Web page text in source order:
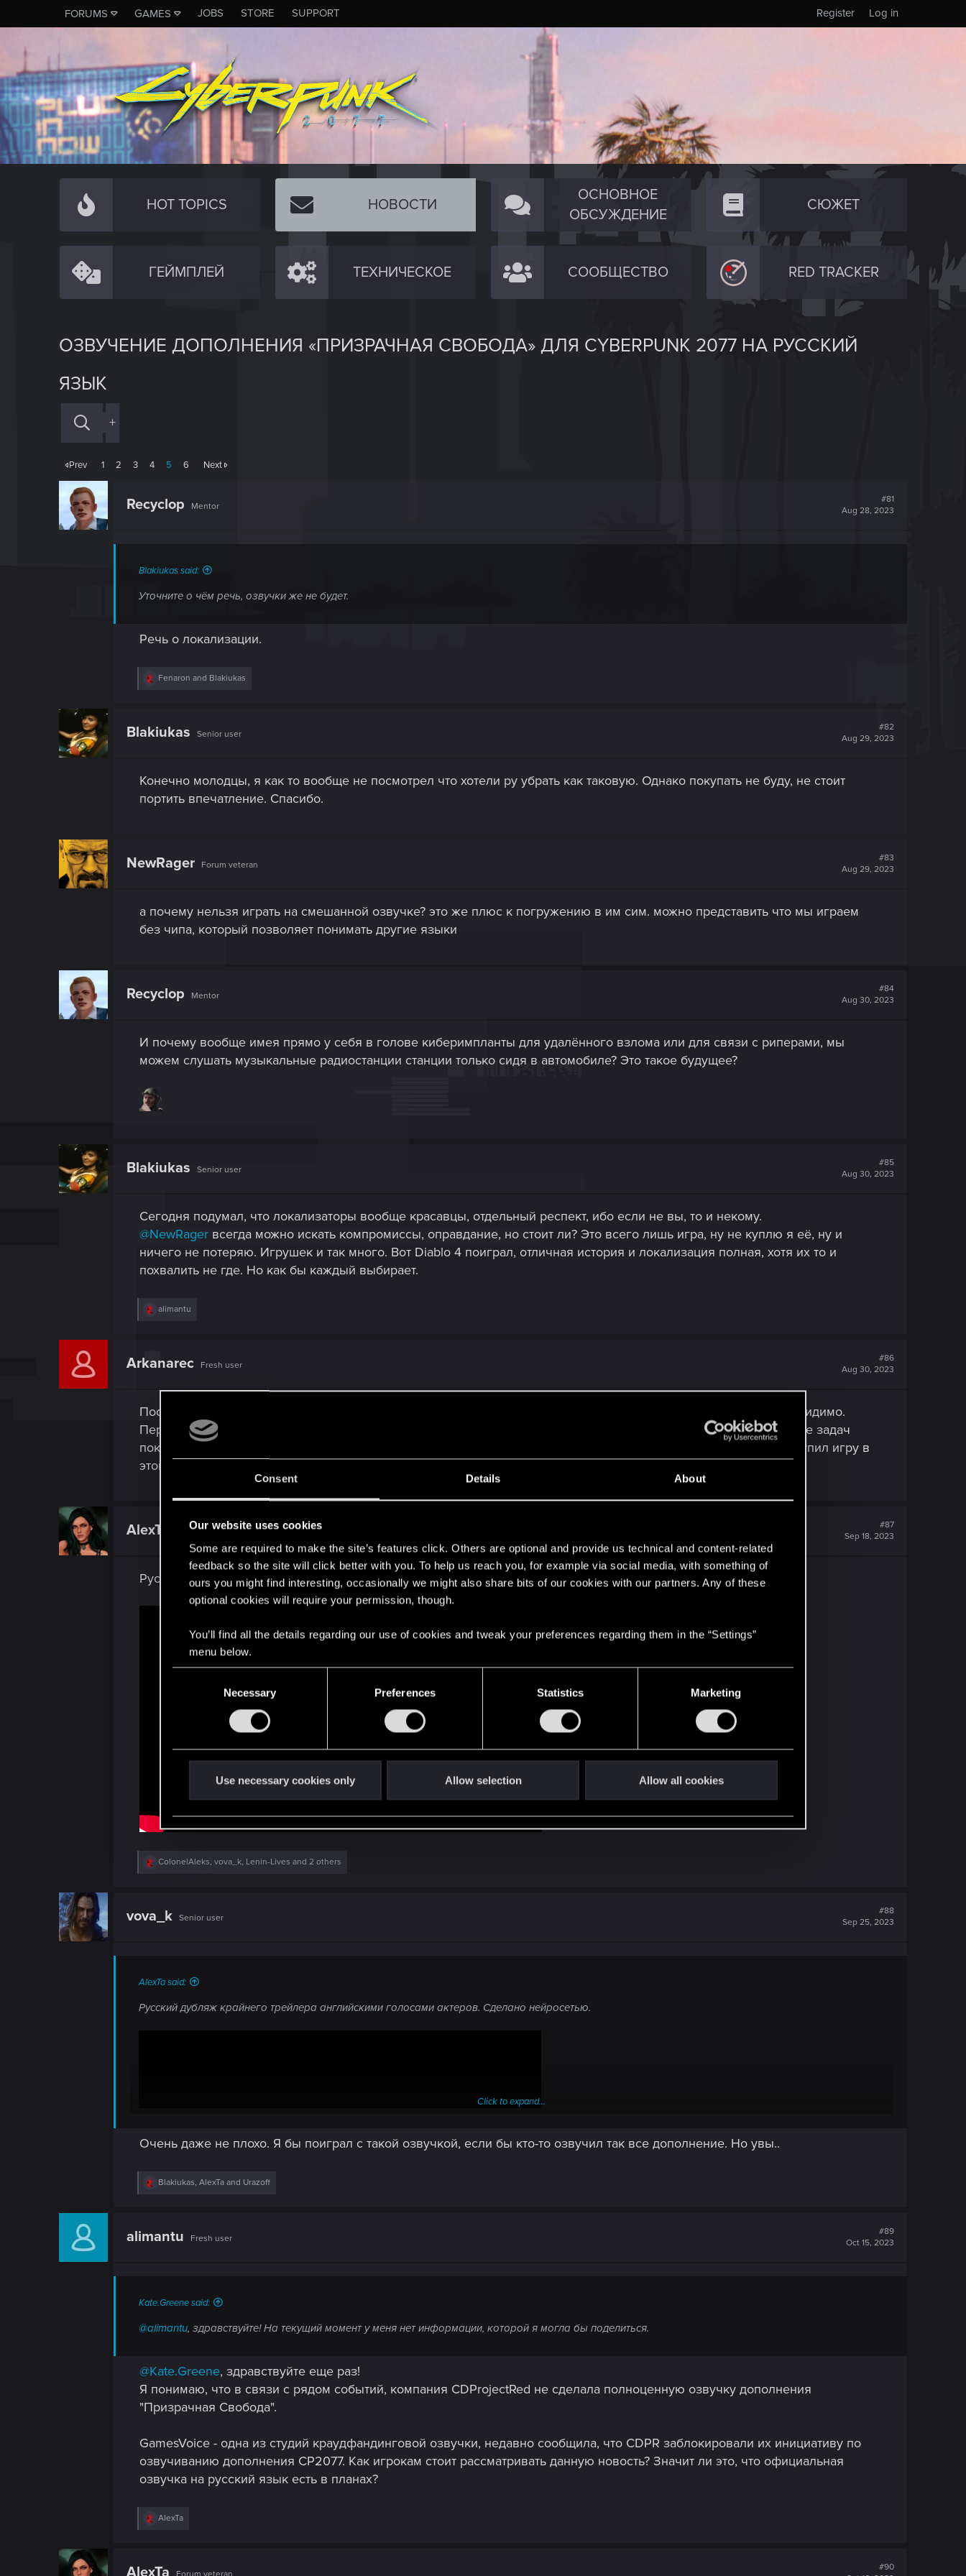
Consent Details About
Our website uses cookies
Some are required to make the site’s features click. Others are optional and provide us technical and content-related
feedback so the site will click better with you. To help us reach you, for example via social media, with something of
ours you might find interesting, occasionally we might also share bits of our cookies with our partners. Any of these
optional cookies will require your permission, though.
You’ll find all the details regarding our use of cookies and tweak your preferences regarding them in the “Settings”
menu below.
e
l
c
o
Necessary Preferences Statistics Marketing
Use necessary cookies only Allow selection Allow all cookies
FORUMS GAMES JOBS STORE SUPPORT Log in
Register
HOT TOPICS НОВОСТИ
ОСНОВНОЕ
ОБСУЖДЕНИЕ
СЮЖЕТ
ГЕЙМПЛЕЙ ТЕХНИЧЕСКОЕ СООБЩЕСТВО RED TRACKER
ОЗВУЧЕНИЕ ДОПОЛНЕНИЯ «ПРИЗРАЧНАЯ СВОБОДА» ДЛЯ CYBERPUNK 2077 НА РУССКИЙ
ЯЗЫК
+
Prev 1 2 3 4 5 6 Next
Recyclop Mentor
#81
Aug 28, 2023
Blakiukas said:
Уточните о чём речь, озвучки же не будет.
Речь о локализации.
R
i
:
Fenaron and Blakiukas
Blakiukas Senior user
#82
Aug 29, 2023
Конечно молодцы, я как то вообще не посмотрел что хотели ру убрать как таковую. Однако покупать не буду, не стоит
портить впечатление. Спасибо.
NewRager Forum veteran
#83
Aug 29, 2023
а почему нельзя играть на смешанной озвучке? это же плюс к погружению в им сим. можно представить что мы играем
без чипа, который позволяет понимать другие языки
Recyclop Mentor
#84
Aug 30, 2023
И почему вообще имея прямо у себя в голове киберимпланты для удалённого взлома или для связи с риперами, мы
можем слушать музыкальные радиостанции станции только сидя в автомобиле? Это такое будущее?
Blakiukas Senior user
#85
Aug 30, 2023
Сегодня подумал, что локализаторы вообще красавцы, отдельный респект, ибо если не вы, то и некому.
@NewRager всегда можно искать компромиссы, оправдание, но стоит ли? Это всего лишь игра, ну не куплю я её, ну и
ничего не потеряю. Игрушек и так много. Вот Diablo 4 поиграл, отличная история и локализация полная, хотя их то и
похвалить не где. Но как бы каждый выбирает.
R
i
n
:
alimantu
Arkanarec Fresh user
#86
Aug 30, 2023
После весеннего обновления, кажется 1.63, игра вообще перестала работать! Десятки отчётов ушли в никуда видимо.
Переустановка всего что только можно вообще не решает проблему. При запуске игра зависает, а в диспетчере задач
показывает что идёт запредельно электропотребление... Какое ещё к чертям дополнение?! И зачем я только купил игру в
этом сраном GOG?
AlexTa Forum veteran
#87
Sep 18, 2023
Русский дубляж крайнего трейлера английскими голосами актеров. Сделано нейросетью.
R
i
ColonelAleks, vova_k, Lenin-Lives and 2 others
vova_k Senior user
#88
Sep 25, 2023
AlexTa said:
Русский дубляж крайнего трейлера английскими голосами актеров. Сделано нейросетью.
Click to expand...
Очень даже не плохо. Я бы поиграл с такой озвучкой, если бы кто-то озвучил так все дополнение. Но увы..
R
i
Blakiukas, AlexTa and Urazoff
alimantu Fresh user
#89
Oct 15, 2023
Kate.Greene said:
@alimantu, здравствуйте! На текущий момент у меня нет информации, которой я могла бы поделиться.
@Kate.Greene, здравствуйте еще раз!
Я понимаю, что в связи с рядом событий, компания CDProjectRed не сделала полноценную озвучку дополнения
"Призрачная Свобода".
GamesVoice - одна из студий краудфандинговой озвучки, недавно сообщила, что CDPR заблокировали их инициативу по
озвучиванию дополнения CP2077. Как игрокам стоит рассматривать данную новость? Значит ли это, что официальная
озвучка на русский язык есть в планах?
R
AlexTa
AlexTa
#90